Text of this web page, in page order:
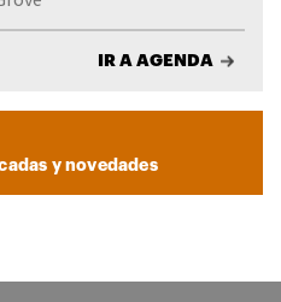
IR A AGENDA
y novedades